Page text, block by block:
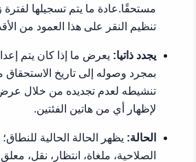
مستحقًا.عادة ما يتم تسجيلها
تنظيم النقر على هذا العمود من
يجدد ذاتيا: يعرض ما إذا كان يتم
بمجرد وصوله إلى تاريخ الاستحقاق
تنشيطه لعدم تجديده من خلال
لإظهار أي من هاتين الفئتين.
الحالة: يظهر الحالة الحالية
الصلاحية، ملغاة، انتظار، نقل،